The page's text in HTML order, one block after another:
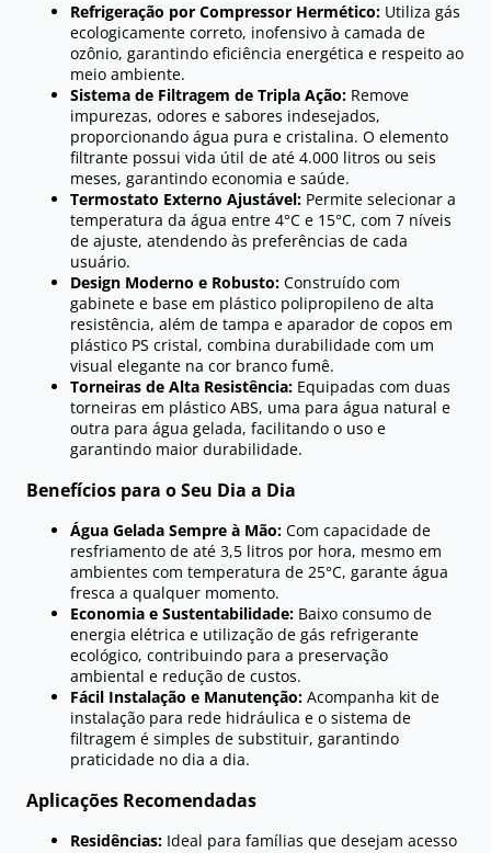
Refrigeração por Compressor Hermético: Utiliza gás
ecologicamente correto, inofensivo à camada de
ozônio, garantindo eficiência energética e respeito ao
meio ambiente.
Sistema de Filtragem de Tripla Ação: Remove
impurezas, odores e sabores indesejados,
proporcionando água pura e cristalina. O elemento
filtrante possui vida útil de até 4.000 litros ou seis
meses, garantindo economia e saúde.
Termostato Externo Ajustável: Permite selecionar a
temperatura da água entre 4°C e 15°C, com 7 níveis
de ajuste, atendendo às preferências de cada
usuário.
Design Moderno e Robusto: Construído com
gabinete e base em plástico polipropileno de alta
resistência, além de tampa e aparador de copos em
plástico PS cristal, combina durabilidade com um
visual elegante na cor branco fumê.
Torneiras de Alta Resistência: Equipadas com duas
torneiras em plástico ABS, uma para água natural e
outra para água gelada, facilitando o uso e
garantindo maior durabilidade.
Benefícios para o Seu Dia a Dia
Água Gelada Sempre à Mão: Com capacidade de
resfriamento de até 3,5 litros por hora, mesmo em
ambientes com temperatura de 25°C, garante água
fresca a qualquer momento.
Economia e Sustentabilidade: Baixo consumo de
energia elétrica e utilização de gás refrigerante
ecológico, contribuindo para a preservação
ambiental e redução de custos.
Fácil Instalação e Manutenção: Acompanha kit de
instalação para rede hidráulica e o sistema de
filtragem é simples de substituir, garantindo
praticidade no dia a dia.
Aplicações Recomendadas
Residências: Ideal para famílias que desejam acesso